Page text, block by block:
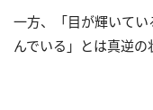
一方、「目が輝いて
んでいる」とは真逆の